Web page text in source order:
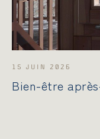
15 JUIN 2026
Bien-être